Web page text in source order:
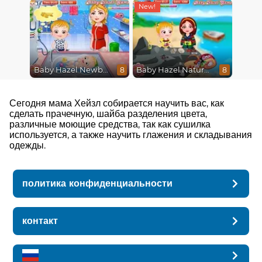
Baby Hazel Newborn Vaccination 8 Baby Hazel Nature Explorer 8
Сегодня мама Хейзл собирается научить вас, как
сделать прачечную, шайба разделения цвета,
различные моющие средства, так как сушилка
используется, а также научить глажения и складывания
одежды.
политика конфиденциальности
контакт